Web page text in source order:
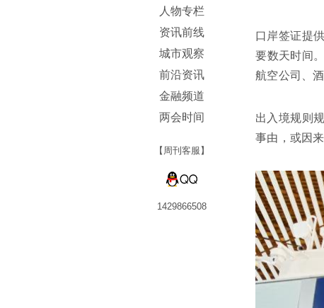
人物专栏
资讯前线
城市观察
前沿资讯
金融频道
两会时间
【周刊客服】
1429866508
口岸签证提
要数天时间
航空公司、
出入境规则
事由，或因